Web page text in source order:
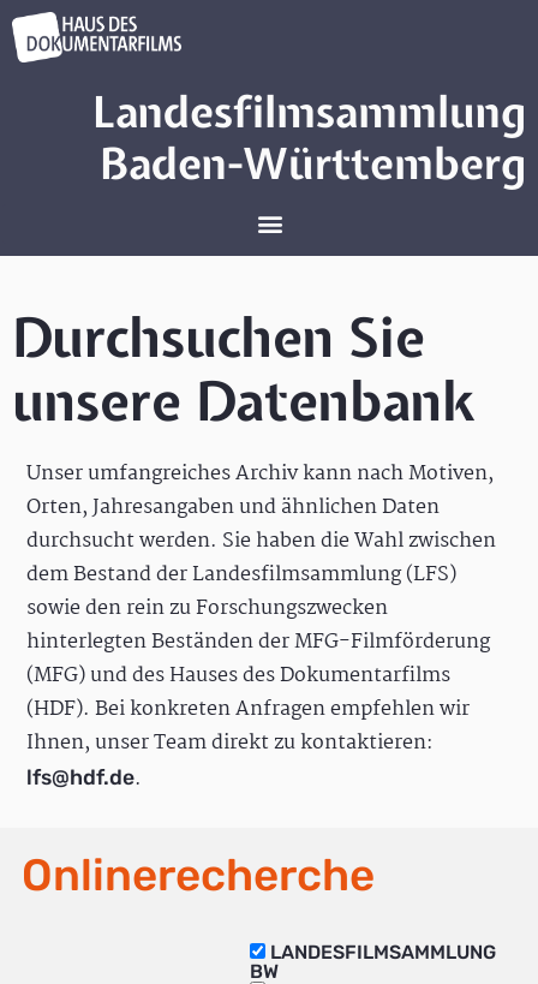
Landesfilmsammlung
Baden-Württemberg
Durchsuchen Sie
unsere Datenbank
Unser umfangreiches Archiv kann nach Motiven,
Orten, Jahresangaben und ähnlichen Daten
durchsucht werden. Sie haben die Wahl zwischen
dem Bestand der Landesfilmsammlung (LFS)
sowie den rein zu Forschungszwecken
hinterlegten Beständen der MFG-Filmförderung
(MFG) und des Hauses des Dokumentarfilms
(HDF). Bei konkreten Anfragen empfehlen wir
Ihnen, unser Team direkt zu kontaktieren:
lfs@hdf.de.
Onlinerecherche
LANDESFILMSAMMLUNG
BW